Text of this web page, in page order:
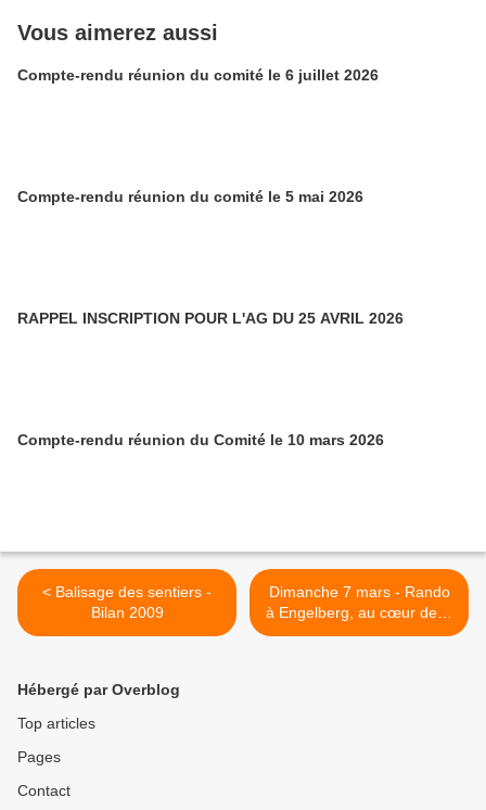
Vous aimerez aussi
Compte-rendu réunion du comité le 6 juillet 2026
Compte-rendu réunion du comité le 5 mai 2026
RAPPEL INSCRIPTION POUR L'AG DU 25 AVRIL 2026
Compte-rendu réunion du Comité le 10 mars 2026
< Balisage des sentiers -
Bilan 2009
Dimanche 7 mars - Rando
à Engelberg, au cœur de la
Suisse centrale (1) >
Hébergé par Overblog
Top articles
Pages
Contact